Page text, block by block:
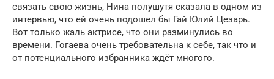
связать свою жизнь, Нина полушутя сказала в одном из
интервью, что ей очень подошел бы Гай Юлий Цезарь.
Вот только жаль актрисе, что они разминулись во
времени. Гогаева очень требовательна к себе, так что и
от потенциального избранника ждёт многого.